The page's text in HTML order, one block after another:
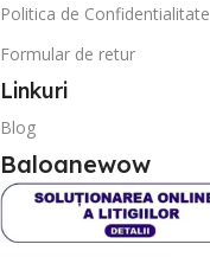
Politica de Confidentialitate
Formular de retur
Linkuri
Blog
Baloanewow